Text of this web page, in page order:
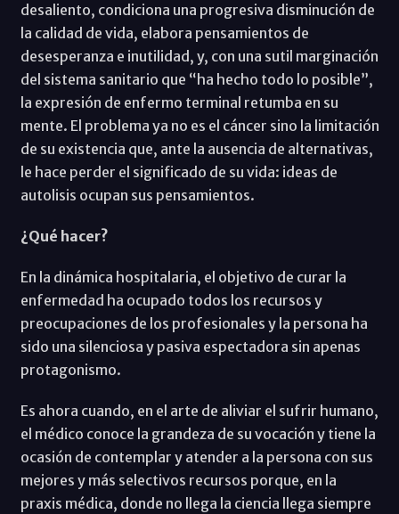
desaliento, condiciona una progresiva disminución de
la calidad de vida, elabora pensamientos de
desesperanza e inutilidad, y, con una sutil marginación
del sistema sanitario que “ha hecho todo lo posible”,
la expresión de enfermo terminal retumba en su
mente. El problema ya no es el cáncer sino la limitación
de su existencia que, ante la ausencia de alternativas,
le hace perder el significado de su vida: ideas de
autolisis ocupan sus pensamientos.
¿Qué hacer?
En la dinámica hospitalaria, el objetivo de curar la
enfermedad ha ocupado todos los recursos y
preocupaciones de los profesionales y la persona ha
sido una silenciosa y pasiva espectadora sin apenas
protagonismo.
Es ahora cuando, en el arte de aliviar el sufrir humano,
el médico conoce la grandeza de su vocación y tiene la
ocasión de contemplar y atender a la persona con sus
mejores y más selectivos recursos porque, en la
praxis médica, donde no llega la ciencia llega siempre